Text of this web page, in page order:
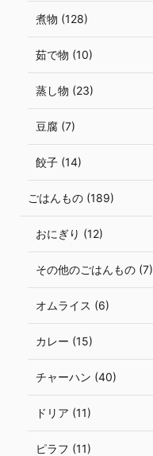
煮物 (128)
茹で物 (10)
蒸し物 (23)
豆腐 (7)
餃子 (14)
ごはんもの (189)
おにぎり (12)
その他のごはんもの (7)
オムライス (6)
カレー (15)
チャーハン (40)
ドリア (11)
ピラフ (11)